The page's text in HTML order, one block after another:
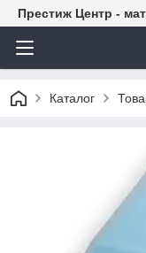
Престиж Центр -
Каталог